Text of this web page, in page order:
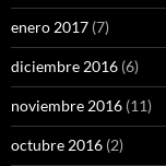
enero 2017 (7)
diciembre 2016 (6)
noviembre 2016 (11)
octubre 2016 (2)